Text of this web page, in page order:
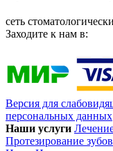
сеть
Заходите к нам в:
Версия для
персональных данных
Наши услуги
Протезирование зубов